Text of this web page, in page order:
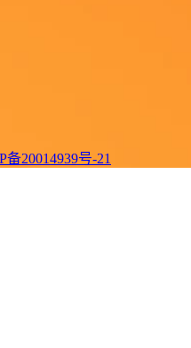
备20014939号-21